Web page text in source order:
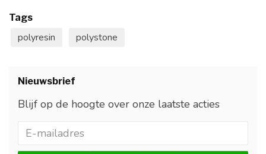
Tags
polyresin polystone
Nieuwsbrief
Blijf op de hoogte over onze laatste acties